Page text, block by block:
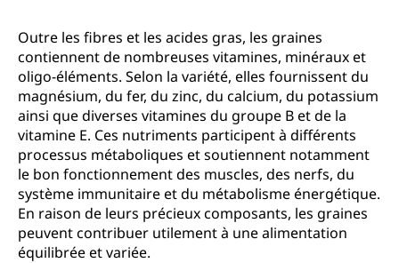
Outre les fibres et les acides gras, les graines
contiennent de nombreuses vitamines, minéraux et
oligo-éléments. Selon la variété, elles fournissent du
magnésium, du fer, du zinc, du calcium, du potassium
ainsi que diverses vitamines du groupe B et de la
vitamine E. Ces nutriments participent à différents
processus métaboliques et soutiennent notamment
le bon fonctionnement des muscles, des nerfs, du
système immunitaire et du métabolisme énergétique.
En raison de leurs précieux composants, les graines
peuvent contribuer utilement à une alimentation
équilibrée et variée.